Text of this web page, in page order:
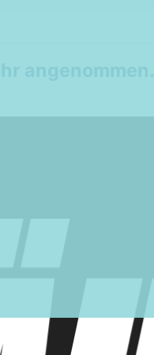
angenommen.